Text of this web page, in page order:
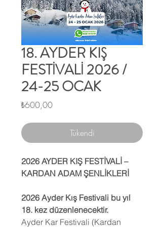
18. AYDER KIŞ
FESTİVALİ 2026 /
24-25 OCAK
₺600,00Fiyat
Tükendi
2026 AYDER KIŞ FESTİVALİ –
KARDAN ADAM ŞENLİKLERİ
2026 Ayder Kış Festivali bu yıl
18. kez düzenlenecektir.
Ayder Kar Festivali (Kardan